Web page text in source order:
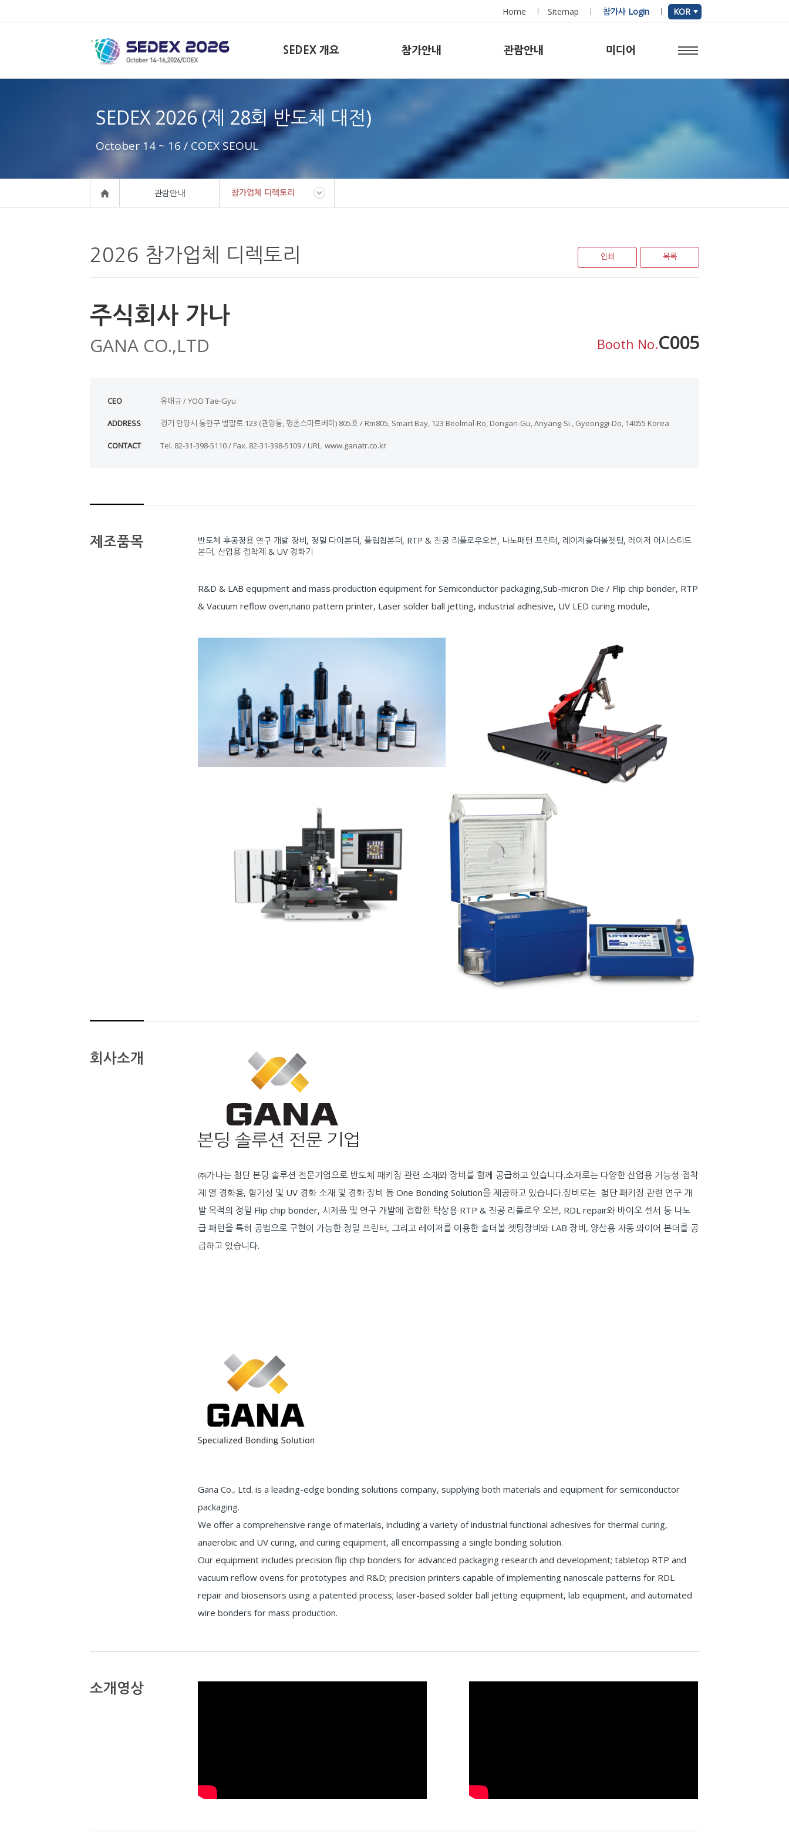
Home Sitemap 참가사 Login KOR
SEDEX 개요 참가안내 관람안내 미디어
SEDEX 2026 (제 28회 반도체 대전)
October 14 ~ 16 / COEX SEOUL
관람안내 참가업체 디렉토리
2026 참가업체 디렉토리 인쇄 목록
주식회사 가나
GANA CO.,LTD Booth No.C005
CEO 유태규 / YOO Tae-Gyu
ADDRESS 경기 안양시 동안구 벌말로 123 (관양동, 평촌스마트베이) 805호 / Rm805, Smart Bay, 123 Beolmal-Ro, Dongan-Gu, Anyang-Si , Gyeonggi-Do, 14055 Korea
CONTACT Tel. 82-31-398-5110 / Fax. 82-31-398-5109 / URL. www.ganatr.co.kr
제조품목
반도체 후공정용 연구 개발 장비, 정밀 다이본더, 플립칩본더, RTP & 진공 리플로우오븐, 나노패턴 프린터, 레이저솔더볼젯팅, 레이저 어시스티드
본더, 산업용 접착제 & UV 경화기
R&D & LAB equipment and mass production equipment for Semiconductor packaging,Sub-micron Die / Flip chip bonder, RTP
& Vacuum reflow oven,nano pattern printer, Laser solder ball jetting, industrial adhesive, UV LED curing module,
회사소개
㈜가나는 첨단 본딩 솔루션 전문기업으로 반도체 패키징 관련 소재와 장비를 함께 공급하고 있습니다.소재로는 다양한 산업용 기능성 접착
제 열 경화용, 혐기성 및 UV 경화 소재 및 경화 장비 등 One Bonding Solution을 제공하고 있습니다.장비로는 첨단 패키징 관련 연구 개
발 목적의 정밀 Flip chip bonder, 시제품 및 연구 개발에 접합한 탁상용 RTP & 진공 리플로우 오븐, RDL repair와 바이오 센서 등 나노
급 패턴을 특허 공법으로 구현이 가능한 정밀 프린터, 그리고 레이저를 이용한 솔더볼 젯팅장비와 LAB 장비, 양산용 자동 와이어 본더를 공
급하고 있습니다.
Gana Co., Ltd. is a leading-edge bonding solutions company, supplying both materials and equipment for semiconductor
packaging.
We offer a comprehensive range of materials, including a variety of industrial functional adhesives for thermal curing,
anaerobic and UV curing, and curing equipment, all encompassing a single bonding solution.
Our equipment includes precision flip chip bonders for advanced packaging research and development; tabletop RTP and
vacuum reflow ovens for prototypes and R&D; precision printers capable of implementing nanoscale patterns for RDL
repair and biosensors using a patented process; laser-based solder ball jetting equipment, lab equipment, and automated
wire bonders for mass production.
소개영상